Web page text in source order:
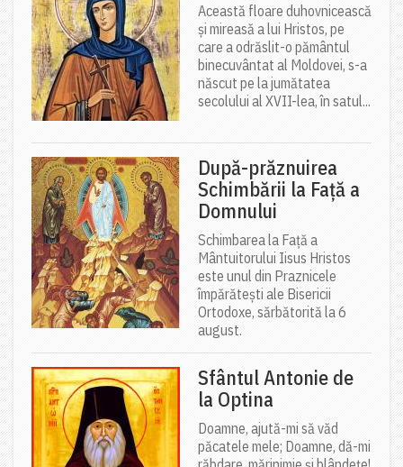
Această floare duhovnicească
și mireasă a lui Hristos, pe
care a odrăslit-o pământul
binecuvântat al Moldovei, s-a
născut pe la jumătatea
secolului al XVII-lea, în satul...
După-prăznuirea
Schimbării la Față a
Domnului
Schimbarea la Față a
Mântuitorului Iisus Hristos
este unul din Praznicele
împărătești ale Bisericii
Ortodoxe, sărbătorită la 6
august.
Sfântul Antonie de
la Optina
Doamne, ajută-mi să văd
păcatele mele; Doamne, dă-mi